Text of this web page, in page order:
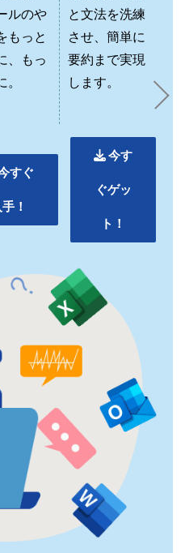
ルのや
もっと
、もっ
と文法を洗練
させ、簡単に
要約まで実現
します。
すぐ
！
今す
ぐゲッ
ト！